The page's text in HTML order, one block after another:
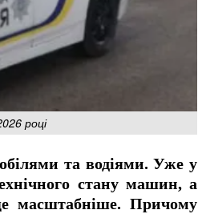
році
та водіями. Уже у
стану машин, а
масштабніше. Причому